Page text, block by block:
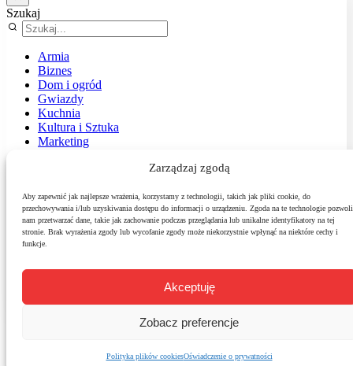
Zarządzaj zgodą
Aby zapewnić jak najlepsze wrażenia, korzystamy z technologii, takich jak pliki cookie, do
przechowywania i/lub uzyskiwania dostępu do informacji o urządzeniu. Zgoda na te technologie pozwoli
nam przetwarzać dane, takie jak zachowanie podczas przeglądania lub unikalne identyfikatory na tej
stronie. Brak wyrażenia zgody lub wycofanie zgody może niekorzystnie wpłynąć na niektóre cechy i
funkcje.
Akceptuję
Zobacz preferencje
Polityka plików cookiesOświadczenie o prywatności
Szukaj
Armia
Biznes
Dom i ogród
Gwiazdy
Kuchnia
Kultura i Sztuka
Marketing
Podróże
Polityka
Sport
Środowisko
Technologie